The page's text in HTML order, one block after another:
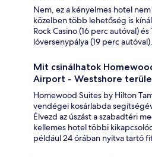
Nem, ez a kényelmes hotel
közelben több lehetőség is
Rock Casino (16 perc autóval)
lóversenypálya (19 perc autóval).
Mit csinálhatok
Airport - Westshore
Homewood Suites by Hilton
vendégei kosárlabda
Élvezd az úszást a szabadtéri
kellemes hotel többi
például 24 órában nyitva tartó